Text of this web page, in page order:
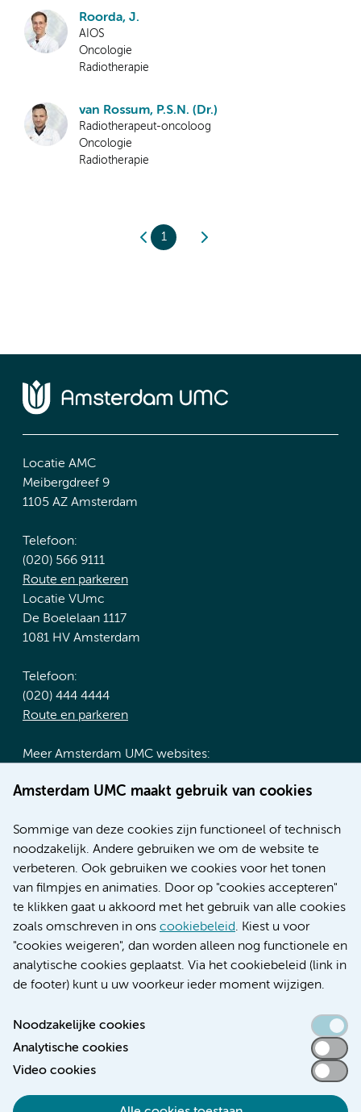
Amsterdam UMC maakt gebruik van cookies
Sommige van deze cookies zijn functioneel of technisch
noodzakelijk. Andere gebruiken we om de website te
verbeteren. Ook gebruiken we cookies voor het tonen
van filmpjes en animaties. Door op "cookies accepteren"
te klikken gaat u akkoord met het gebruik van alle cookies
zoals omschreven in ons cookiebeleid. Kiest u voor
"cookies weigeren", dan worden alleen nog functionele en
analytische cookies geplaatst. Via het cookiebeleid (link in
de footer) kunt u uw voorkeur ieder moment wijzigen.
Noodzakelijke cookies
Analytische cookies
Video cookies
Roorda, J.
AIOS
Oncologie
Radiotherapie
van Rossum, P.S.N. (Dr.)
Radiotherapeut-oncoloog
Oncologie
Radiotherapie
1
Locatie AMC
Meibergdreef 9
1105 AZ Amsterdam
Telefoon:
(020) 566 9111
Route en parkeren
Locatie VUmc
De Boelelaan 1117
1081 HV Amsterdam
Telefoon:
(020) 444 4444
Route en parkeren
Meer Amsterdam UMC websites:
Werken bij Amsterdam UMC
Nieuws
Research
Educatie locatie AMC
Educatie locatie VUmc
Verwijzen & diagnostiek
Toegankelijkheidsverklaring
Responsible disclosure